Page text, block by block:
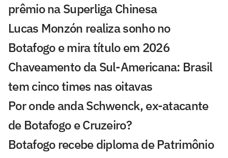
prêmio na Superliga Chinesa
Lucas Monzón realiza sonho no
Botafogo e mira título em 2026
Chaveamento da Sul-Americana: Brasil
tem cinco times nas oitavas
Por onde anda Schwenck, ex-atacante
de Botafogo e Cruzeiro?
Botafogo recebe diploma de Patrimônio